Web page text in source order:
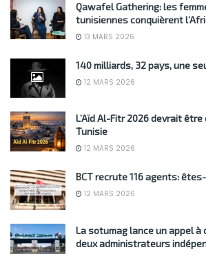
Qawafel Gathering: les
tunisiennes conquièrent
13 MARS 2026
140 milliards, 32 pays, une
12 MARS 2026
L’Aïd Al-Fitr 2026 devrait
Tunisie
12 MARS 2026
BCT recrute 116 agents:
12 MARS 2026
La sotumag lance un appel à
deux administrateurs